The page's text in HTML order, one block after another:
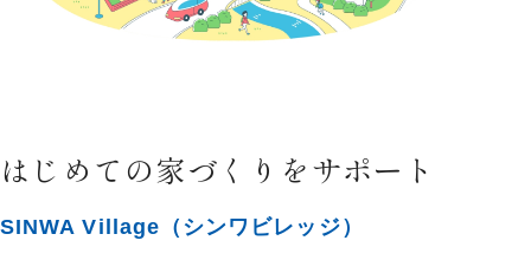
はじめての家づくりをサポート
SINWA Village（シンワビレッジ）